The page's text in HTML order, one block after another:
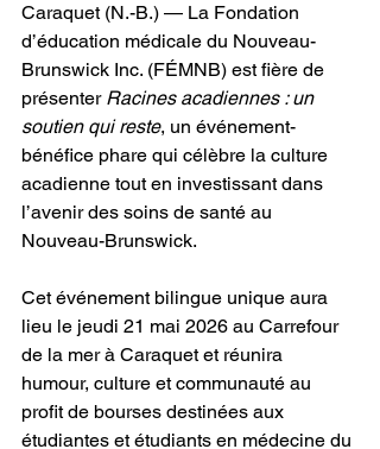
Caraquet (N.-B.) — La Fondation
d’éducation médicale du Nouveau-
Brunswick Inc. (FÉMNB) est fière de
présenter Racines acadiennes : un
soutien qui reste, un événement-
bénéfice phare qui célèbre la culture
acadienne tout en investissant dans
l’avenir des soins de santé au
Nouveau-Brunswick.
Cet événement bilingue unique aura
lieu le jeudi 21 mai 2026 au Carrefour
de la mer à Caraquet et réunira
humour, culture et communauté au
profit de bourses destinées aux
étudiantes et étudiants en médecine du